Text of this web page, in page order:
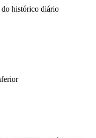
histórico diário